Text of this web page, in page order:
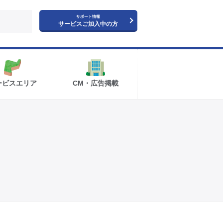
サポート情報
サービスご加入中の方
ビスエリア CM・広告掲載